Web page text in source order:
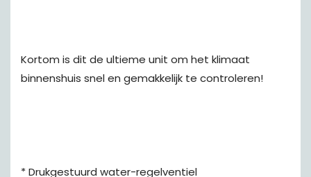
Kortom is dit de ultieme unit om het klimaat
binnenshuis snel en gemakkelijk te controleren!
* Drukgestuurd water-regelventiel